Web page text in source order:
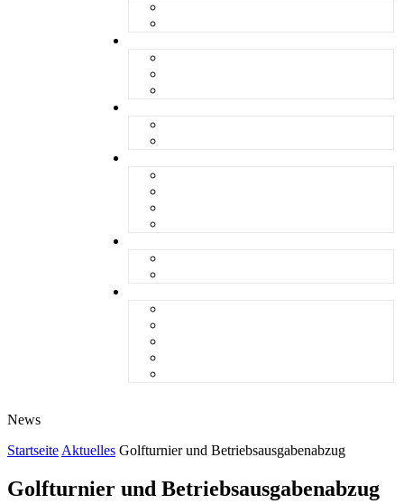
News
Startseite Aktuelles Golfturnier und Betriebsausgabenabzug
Golfturnier und Betriebsausgabenabzug